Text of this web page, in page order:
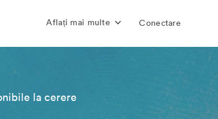
Aflați mai multe Conectare
la cerere